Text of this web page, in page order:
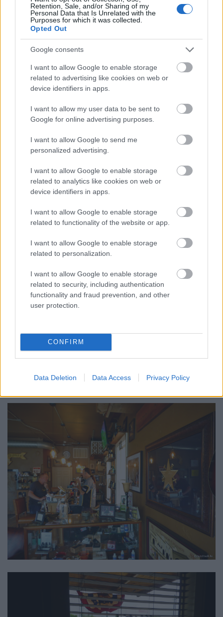
Retention, Sale, and/or Sharing of my
Personal Data that Is Unrelated with the
Purposes for which it was collected.
Opted Out
Google consents
I want to allow Google to enable storage
related to advertising like cookies on web or
device identifiers in apps.
I want to allow my user data to be sent to
Google for online advertising purposes.
I want to allow Google to send me
personalized advertising.
I want to allow Google to enable storage
related to analytics like cookies on web or
device identifiers in apps.
I want to allow Google to enable storage
related to functionality of the website or app.
I want to allow Google to enable storage
related to personalization.
I want to allow Google to enable storage
related to security, including authentication
functionality and fraud prevention, and other
user protection.
CONFIRM
Data Deletion Data Access Privacy Policy